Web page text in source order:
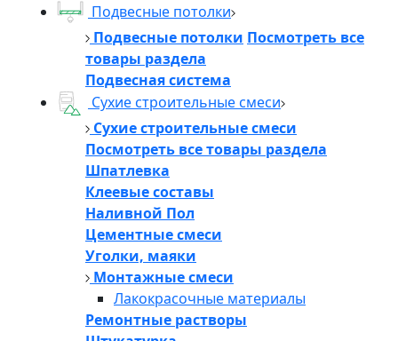
Подвесные потолки
Подвесные потолки Посмотреть все
товары раздела
Подвесная система
Сухие строительные смеси
Сухие строительные смеси
Посмотреть все товары раздела
Шпатлевка
Клеевые составы
Наливной Пол
Цементные смеси
Уголки, маяки
Монтажные смеси
Лакокрасочные материалы
Ремонтные растворы